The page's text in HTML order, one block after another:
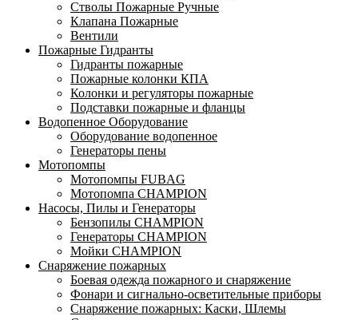
Стволы Пожарные Ручные
Клапана Пожарные
Вентили
Пожарные Гидранты
Гидранты пожарные
Пожарные колонки КПА
Колонки и регуляторы пожарные
Подставки пожарные и фланцы
Водопенное Оборудование
Оборудование водопенное
Генераторы пены
Мотопомпы
Мотопомпы FUBAG
Мотопомпа CHAMPION
Насосы, Пилы и Генераторы
Бензопилы CHAMPION
Генераторы CHAMPION
Мойки CHAMPION
Снаряжение пожарных
Боевая одежда пожарного и снаряжение
Фонари и сигнально-осветительные приборы
Снаряжение пожарных: Каски, Шлемы